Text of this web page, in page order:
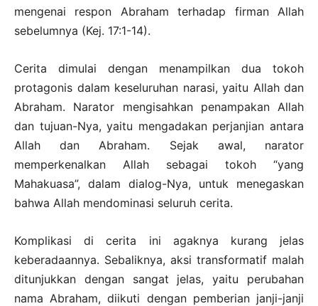
mengenai respon Abraham terhadap firman Allah
sebelumnya (Kej. 17:1-14).
Cerita dimulai dengan menampilkan dua tokoh
protagonis dalam keseluruhan narasi, yaitu Allah dan
Abraham. Narator mengisahkan penampakan Allah
dan tujuan-Nya, yaitu mengadakan perjanjian antara
Allah dan Abraham. Sejak awal, narator
memperkenalkan Allah sebagai tokoh “yang
Mahakuasa”, dalam dialog-Nya, untuk menegaskan
bahwa Allah mendominasi seluruh cerita.
Komplikasi di cerita ini agaknya kurang jelas
keberadaannya. Sebaliknya, aksi transformatif malah
ditunjukkan dengan sangat jelas, yaitu perubahan
nama Abraham, diikuti dengan pemberian janji-janji